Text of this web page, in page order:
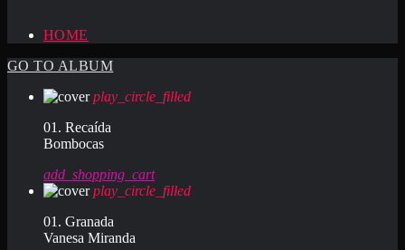
HOME
GO TO ALBUM
play_circle_filled
01. Recaída
Bombocas
add_shopping_cart
play_circle_filled
01. Granada
Vanesa Miranda